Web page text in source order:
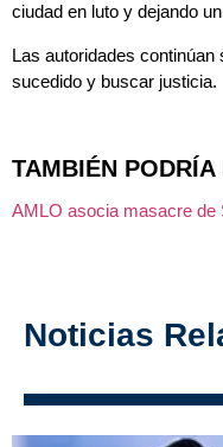
ciudad en luto y dejando
Las autoridades
sucedido y buscar justicia.
TAMBIÉN PODRÍA
AMLO asocia masacre de
Noticias